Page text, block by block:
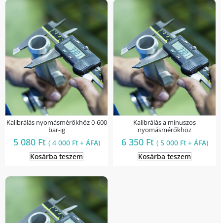
Kalibrálás nyomásmérőkhöz 0-600
bar-ig
5 080 Ft ( 4 000 Ft+ ÁFA)
Kosárba teszem
Kalibrálás a mínuszos
nyomásmérőkhöz
6 350 Ft ( 5 000 Ft+ ÁFA)
Kosárba teszem